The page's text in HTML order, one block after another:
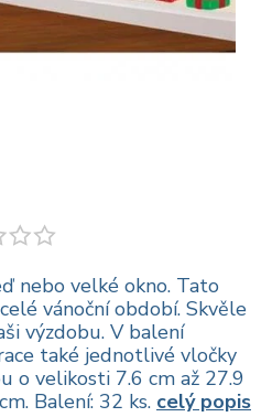
nebo velké okno. Tato
vánoční období. Skvěle
výzdobu. V balení
také jednotlivé vločky
o velikosti 7.6 cm až 27.9
Balení: 32 ks. celý popis